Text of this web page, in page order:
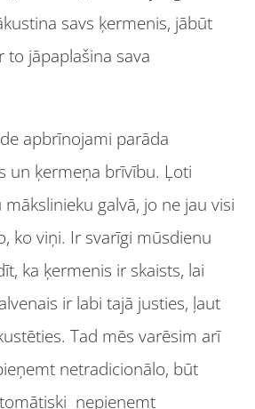
savs ķermenis, jābūt
to jāpaplašina sava
apbrīnojami parāda
un ķermeņa brīvību. Ļoti
galvā, jo ne jau visi
ko viņi. Ir svarīgi mūsdienu
ka ķermenis ir skaists, lai
ir labi tajā justies, ļaut
Tad mēs varēsim arī
netradicionālo, būt
nepieņemt